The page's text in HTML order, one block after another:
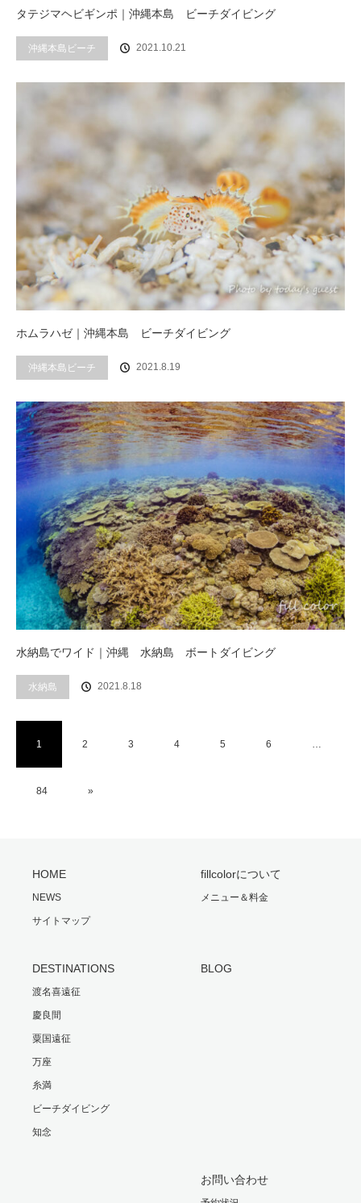
タテジマヘビギンポ｜沖縄本島 ビーチダイビング
沖縄本島ビーチ 2021.10.21
ホムラハゼ｜沖縄本島 ビーチダイビング
沖縄本島ビーチ 2021.8.19
水納島でワイド｜沖縄 水納島 ボートダイビング
水納島 2021.8.18
1 2 3 4 5 6 …
84 »
HOME
NEWS
サイトマップ
fillcolorについて
メニュー＆料金
DESTINATIONS
渡名喜遠征
慶良間
粟国遠征
万座
糸満
ビーチダイビング
知念
BLOG
お問い合わせ